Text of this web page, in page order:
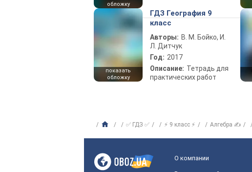
обложку
показать
обложку
ГДЗ География 9
класс
Авторы: В. М. Бойко, И.
Л. Дитчук
Год: 2017
Описание: Тетрадь для
практических работ
✅ ГДЗ ✅ ⚡ 9 класс ⚡ Алгебра ✍
О компании